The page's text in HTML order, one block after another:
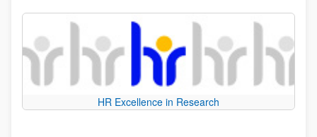
HR Excellence in Research